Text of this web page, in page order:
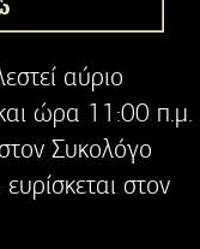
αύριο
ώρα 11:00 π.μ.
Συκολόγο
στον